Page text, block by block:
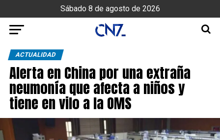
Sábado 8 de agosto de 2026
ACTUALIDAD
Alerta en China por una extraña
neumonía que afecta a niños y
tiene en vilo a la OMS